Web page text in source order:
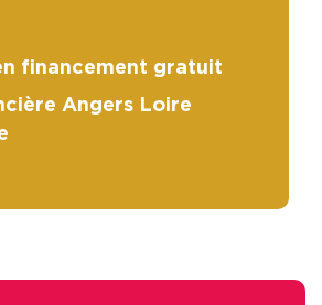
financement gratuit
Angers Loire